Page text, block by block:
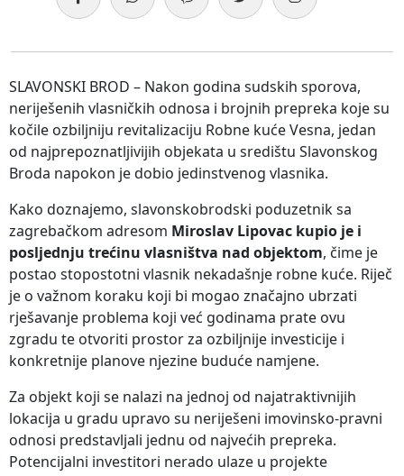
SLAVONSKI BROD – Nakon godina sudskih sporova,
neriješenih vlasničkih odnosa i brojnih prepreka koje su
kočile ozbiljniju revitalizaciju Robne kuće Vesna, jedan
od najprepoznatljivijih objekata u središtu Slavonskog
Broda napokon je dobio jedinstvenog vlasnika.
Kako doznajemo, slavonskobrodski poduzetnik sa
zagrebačkom adresom Miroslav Lipovac kupio je i
posljednju trećinu vlasništva nad objektom, čime je
postao stopostotni vlasnik nekadašnje robne kuće. Riječ
je o važnom koraku koji bi mogao značajno ubrzati
rješavanje problema koji već godinama prate ovu
zgradu te otvoriti prostor za ozbiljnije investicije i
konkretnije planove njezine buduće namjene.
Za objekt koji se nalazi na jednoj od najatraktivnijih
lokacija u gradu upravo su neriješeni imovinsko-pravni
odnosi predstavljali jednu od najvećih prepreka.
Potencijalni investitori nerado ulaze u projekte